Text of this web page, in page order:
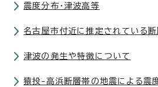
震度分布・津波高等
名古屋市付近に推定されている
津波の発生や特徴について
猿投-高浜断層帯の地震による震